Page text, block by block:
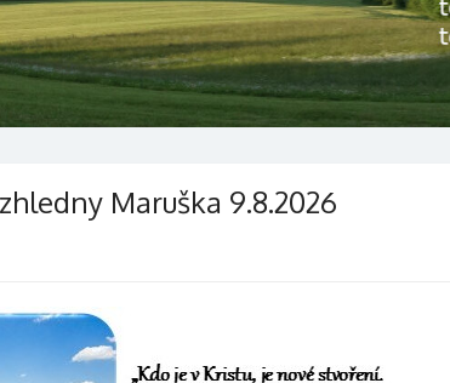
Maruška 9.8.2026